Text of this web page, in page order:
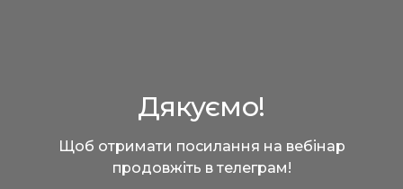
Дякуємо!
Щоб отримати посилання на вебінар
продовжіть в телеграм!